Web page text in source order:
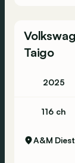
Taigo
2025
116 ch
A&M